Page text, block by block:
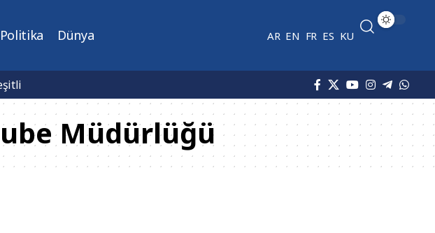
Politika Dünya AR EN FR ES KU
Müdürlüğü